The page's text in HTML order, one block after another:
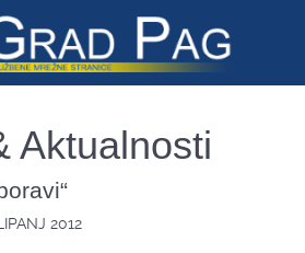
Aktualnosti
2012